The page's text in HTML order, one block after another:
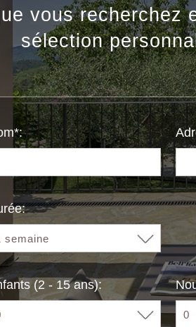
vous recherchez
sélection
(2 - 15 ans):